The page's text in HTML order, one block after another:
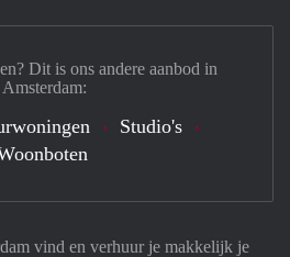
vind en verhuur je makkelijk je
Dit is ons andere aanbod in
Amsterdam:
Studio's